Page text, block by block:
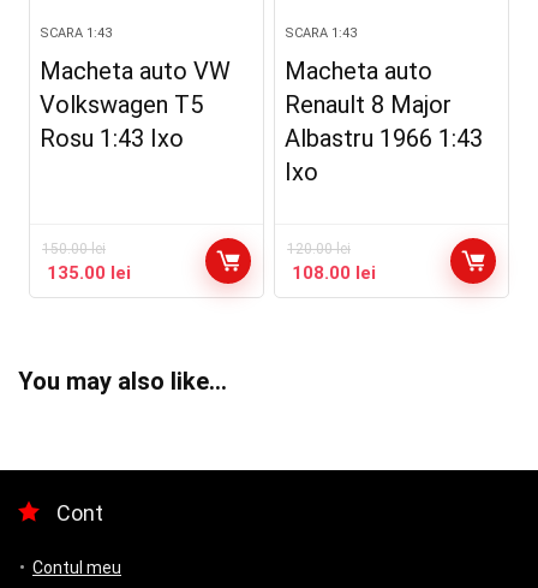
SCARA 1:43
Macheta auto VW
Volkswagen T5
Rosu 1:43 Ixo
150.00lei
135.00 lei
SCARA 1:43
Macheta auto
Renault 8 Major
Albastru 1966 1:43
Ixo
120.00lei
108.00 lei
You may also like…
Cont
Contul meu